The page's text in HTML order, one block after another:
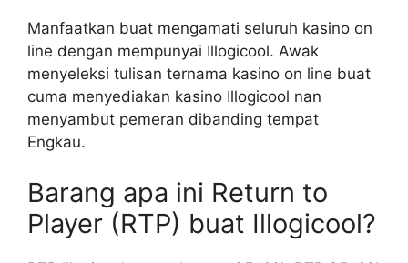
Manfaatkan buat mengamati seluruh kasino on
line dengan mempunyai Illogicool. Awak
menyeleksi tulisan ternama kasino on line buat
cuma menyediakan kasino Illogicool nan
menyambut pemeran dibanding tempat
Engkau.
Barang apa ini Return to
Player (RTP) buat Illogicool?